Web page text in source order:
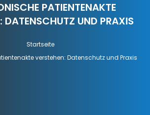
PATIENTENAKTE
DATENSCHUTZ UND PRAXIS
Startseite
verstehen: Datenschutz und Praxis